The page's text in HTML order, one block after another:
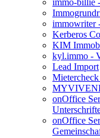
immo-billie
immowriter
Kerberos
KIM
kyl.immo -
Lead Import
onOffice
onOffice